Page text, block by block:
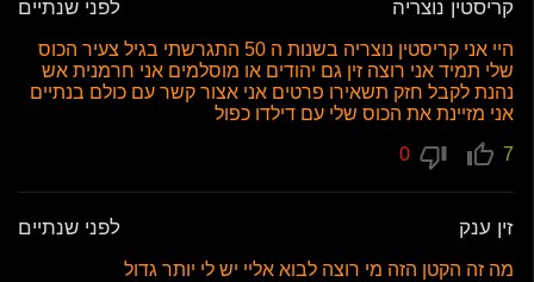
קריסטין נוצריה לפני שנתיים
היי אני קריסטין נוצריה בשנות ה 50 התגרשתי בגיל צעיר הכוס
שלי תמיד אני רוצה זין גם יהודים או מוסלמים אני חרמנית אש
נהנת לקבל חזק תשאירו פרטים אני אצור קשר עם כולם בנתיים
אני מזיינת את הכוס שלי עם דילדו כפול
7
זין ענק לפני שנתיים
מה זה הקטן הזה מי רוצה לבוא אליי יש לי יותר גדול